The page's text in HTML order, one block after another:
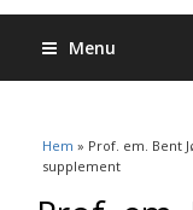
Menu
Du är här
Hem » Prof. em. Bent
supplement